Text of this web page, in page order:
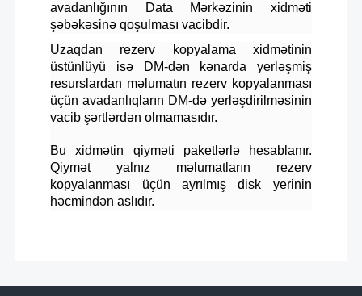
avadanlığının Data Mərkəzinin xidməti
şəbəkəsinə qoşulması vacibdir.
Uzaqdan rezerv kopyalama xidmətinin
üstünlüyü isə DM-dən kənarda yerləşmiş
resurslardan məlumatın rezerv kopyalanması
üçün avadanlıqların DM-də yerləşdirilməsinin
vacib şərtlərdən olmamasıdır.
Bu xidmətin qiyməti paketlərlə hesablanır.
Qiymət yalnız məlumatların rezerv
kopyalanması üçün ayrılmış disk yerinin
həcmindən aslıdır.